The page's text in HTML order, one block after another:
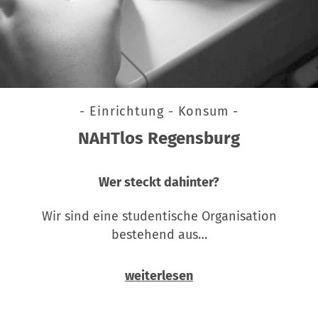
- Einrichtung - Konsum -
NAHTlos Regensburg
Wer steckt dahinter?
Wir sind eine studentische Organisation
bestehend aus…
weiterlesen